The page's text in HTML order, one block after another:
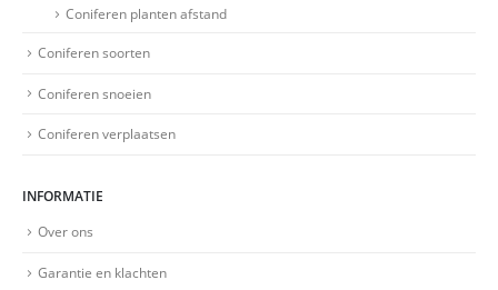
Coniferen planten afstand
Coniferen soorten
Coniferen snoeien
Coniferen verplaatsen
INFORMATIE
Over ons
Garantie en klachten